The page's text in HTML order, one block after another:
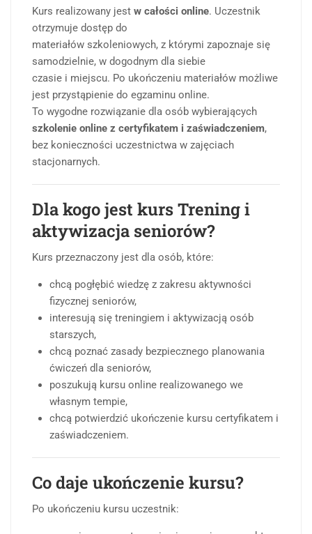
Kurs realizowany jest w całości online. Uczestnik
otrzymuje dostęp do
materiałów szkoleniowych, z którymi zapoznaje się
samodzielnie, w dogodnym dla siebie
czasie i miejscu. Po ukończeniu materiałów możliwe
jest przystąpienie do egzaminu online.
To wygodne rozwiązanie dla osób wybierających
szkolenie online z certyfikatem i zaświadczeniem,
bez konieczności uczestnictwa w zajęciach
stacjonarnych.
Dla kogo jest kurs Trening i
aktywizacja seniorów?
Kurs przeznaczony jest dla osób, które:
chcą pogłębić wiedzę z zakresu aktywności
fizycznej seniorów,
interesują się treningiem i aktywizacją osób
starszych,
chcą poznać zasady bezpiecznego planowania
ćwiczeń dla seniorów,
poszukują kursu online realizowanego we
własnym tempie,
chcą potwierdzić ukończenie kursu certyfikatem i
zaświadczeniem.
Co daje ukończenie kursu?
Po ukończeniu kursu uczestnik: